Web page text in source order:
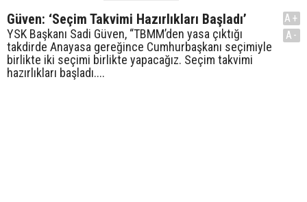
Güven: ‘Seçim Takvimi Hazırlıkları Başladı’
YSK Başkanı Sadi Güven, “TBMM’den yasa çıktığı
takdirde Anayasa gereğince Cumhurbaşkanı seçimiyle
birlikte iki seçimi birlikte yapacağız. Seçim takvimi
hazırlıkları başladı....
A+
A-